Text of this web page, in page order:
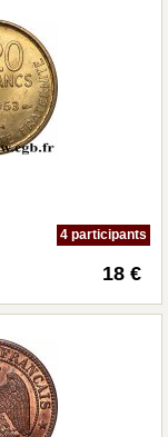
4 participants
18 €